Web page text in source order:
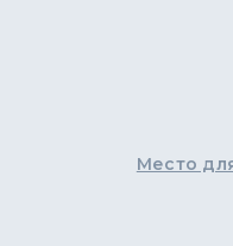
Место